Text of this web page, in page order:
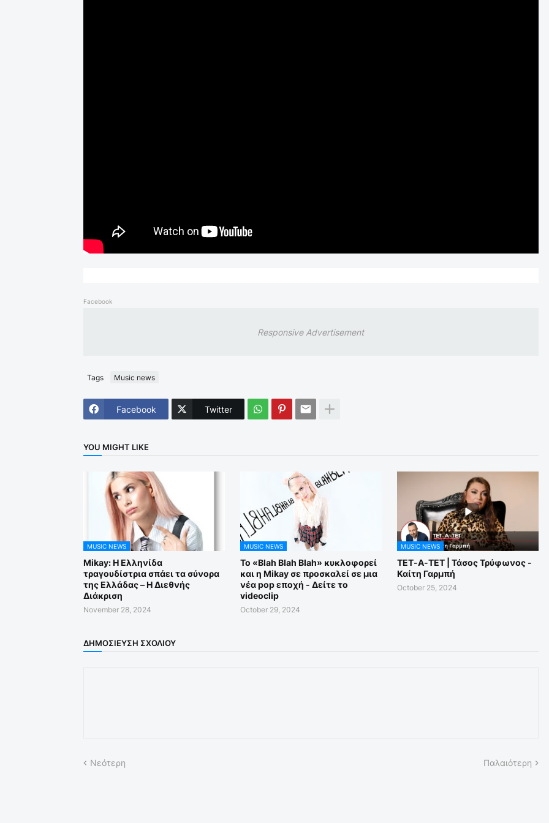
Facebook
Responsive Advertisement
Tags Music news
Facebook Twitter
YOU MIGHT LIKE
MUSIC NEWS
Mikay: Η Ελληνίδα
τραγουδίστρια σπάει τα σύνορα
της Ελλάδας – Η Διεθνής
Διάκριση
November 28, 2024
MUSIC NEWS
Το «Blah Blah Blah» κυκλοφορεί
και η Mikay σε προσκαλεί σε μια
νέα pop εποχή - Δείτε το
videoclip
October 29, 2024
MUSIC NEWS
ΤΕΤ-Α-ΤΕΤ | Τάσος Τρύφωνος -
Καίτη Γαρμπή
October 25, 2024
ΔΗΜΟΣΊΕΥΣΗ ΣΧΟΛΊΟΥ
Νεότερη Παλαιότερη